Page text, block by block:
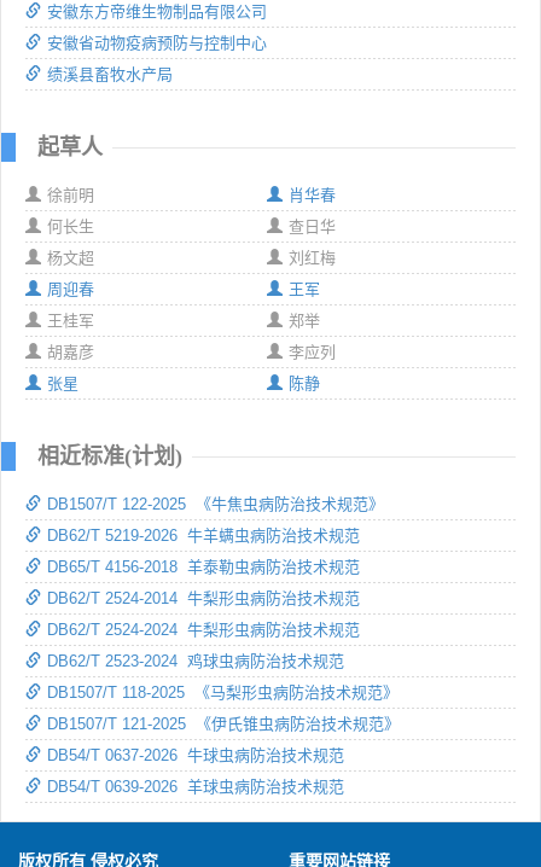
安徽东方帝维生物制品有限公司
安徽省动物疫病预防与控制中心
绩溪县畜牧水产局
起草人
徐前明
肖华春
何长生
查日华
杨文超
刘红梅
周迎春
王军
王桂军
郑举
胡嘉彦
李应列
张星
陈静
相近标准(计划)
DB1507/T 122-2025 《牛焦虫病防治技术规范》
DB62/T 5219-2026 牛羊螨虫病防治技术规范
DB65/T 4156-2018 羊泰勒虫病防治技术规范
DB62/T 2524-2014 牛梨形虫病防治技术规范
DB62/T 2524-2024 牛梨形虫病防治技术规范
DB62/T 2523-2024 鸡球虫病防治技术规范
DB1507/T 118-2025 《马梨形虫病防治技术规范》
DB1507/T 121-2025 《伊氏锥虫病防治技术规范》
DB54/T 0637-2026 牛球虫病防治技术规范
DB54/T 0639-2026 羊球虫病防治技术规范
版权所有 侵权必究 重要网站链接